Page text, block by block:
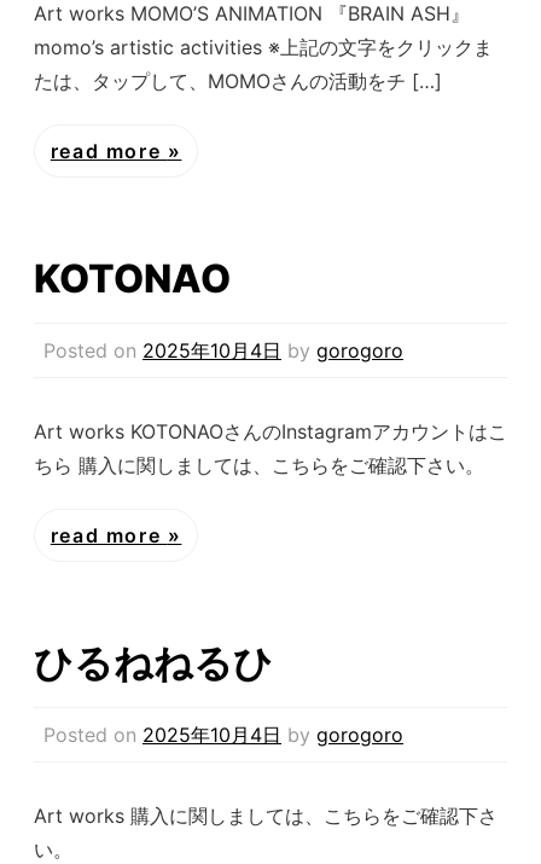
Art works MOMO’S ANIMATION 『BRAIN ASH』
momo’s artistic activities ※上記の文字をクリックま
たは、タップして、MOMOさんの活動をチ […]
read more
KOTONAO
Posted on 2025年10月4日 by gorogoro
Art works KOTONAOさんのInstagramアカウントはこ
ちら 購入に関しましては、こちらをご確認下さい。
read more
ひるねねるひ
Posted on 2025年10月4日 by gorogoro
Art works 購入に関しましては、こちらをご確認下さ
い。